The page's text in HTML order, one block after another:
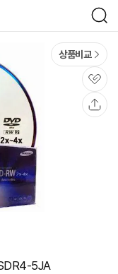
검
색
상품비교
관
심
5JA